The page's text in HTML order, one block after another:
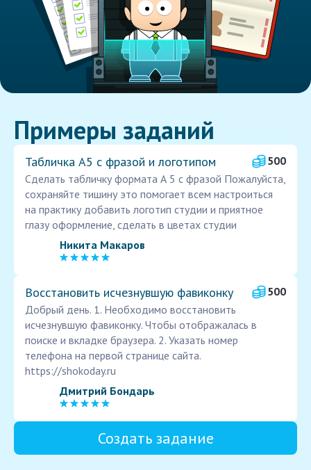
Примеры заданий
Табличка А5 с фразой и логотипом
500
Сделать табличку формата А 5 с фразой Пожалуйста,
сохраняйте тишину это помогает всем настроиться
на практику добавить логотип студии и приятное
глазу оформление, сделать в цветах студии
Никита Макаров
Восстановить исчезнувшую фавиконку
500
Добрый день. 1. Необходимо восстановить
исчезнувшую фавиконку. Чтобы отображалась в
поиске и вкладке браузера. 2. Указать номер
телефона на первой странице сайта.
https://shokoday.ru
Дмитрий Бондарь
Создать задание